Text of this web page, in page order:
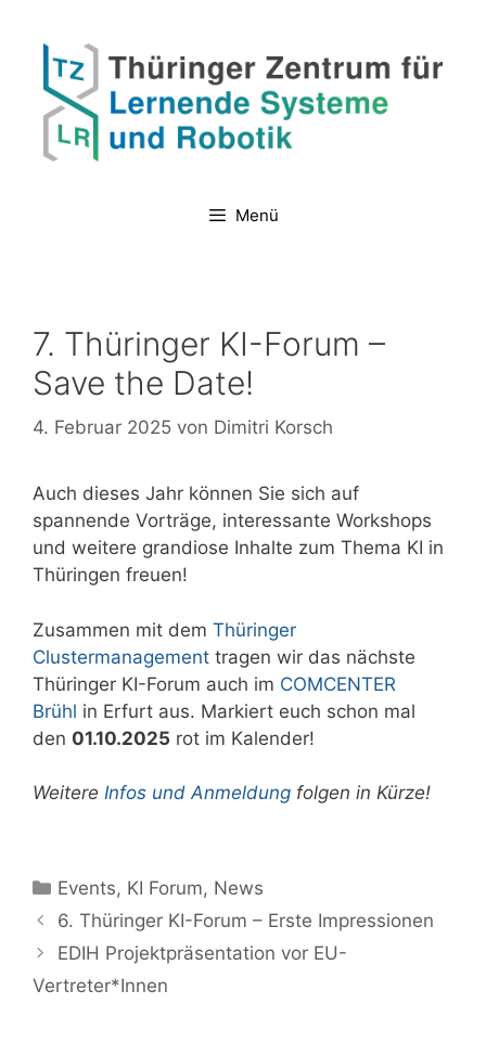
Inhalt
springen
Menü
7. Thüringer KI-Forum –
Save the Date!
4. Februar 2025 von Dimitri Korsch
Auch dieses Jahr können Sie sich auf
spannende Vorträge, interessante Workshops
und weitere grandiose Inhalte zum Thema KI in
Thüringen freuen!
Zusammen mit dem Thüringer
Clustermanagement tragen wir das nächste
Thüringer KI-Forum auch im COMCENTER
Brühl in Erfurt aus. Markiert euch schon mal
den 01.10.2025 rot im Kalender!
Weitere Infos und Anmeldung folgen in Kürze!
Kategorien
Events, KI Forum, News
6. Thüringer KI-Forum – Erste Impressionen
EDIH Projektpräsentation vor EU-
Vertreter*Innen